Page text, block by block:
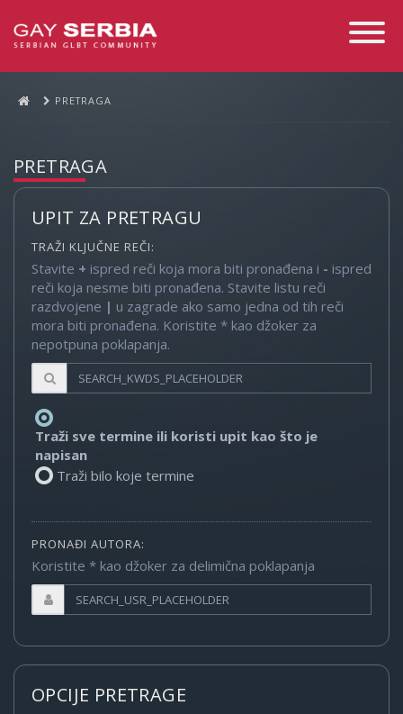
Toggle
PRETRAGA
PRETRAGA
UPIT ZA PRETRAGU
TRAŽI KLJUČNE REČI:
Stavite + ispred reči koja mora biti pronađena i - ispred
reči koja nesme biti pronađena. Stavite listu reči
razdvojene | u zagrade ako samo jedna od tih reči
mora biti pronađena. Koristite * kao džoker za
nepotpuna poklapanja.
Traži sve termine ili koristi upit kao što je
napisan
Traži bilo koje termine
PRONAĐI AUTORA:
Koristite * kao džoker za delimična poklapanja
OPCIJE PRETRAGE